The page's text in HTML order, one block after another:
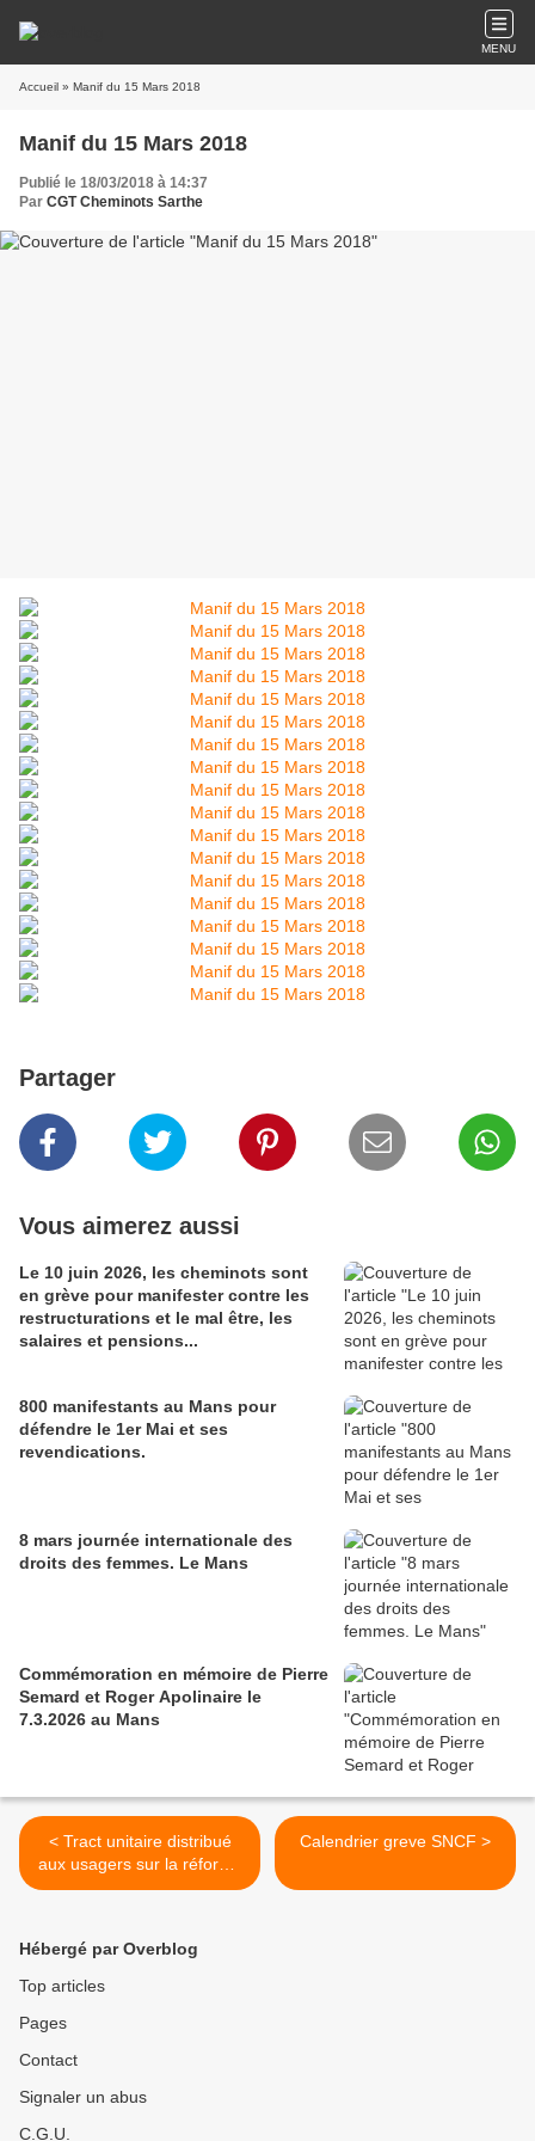
MENU
Accueil » Manif du 15 Mars 2018
Manif du 15 Mars 2018
Publié le 18/03/2018 à 14:37
Par CGT Cheminots Sarthe
Partager
Vous aimerez aussi
Le 10 juin 2026, les cheminots sont
en grève pour manifester contre les
restructurations et le mal être, les
salaires et pensions...
800 manifestants au Mans pour
défendre le 1er Mai et ses
revendications.
8 mars journée internationale des
droits des femmes. Le Mans
Commémoration en mémoire de Pierre
Semard et Roger Apolinaire le
7.3.2026 au Mans
< Tract unitaire distribué
aux usagers sur la réforme
ferroviaire PDL le 14/03/18
Calendrier greve SNCF >
Hébergé par Overblog
Top articles
Pages
Contact
Signaler un abus
C.G.U.